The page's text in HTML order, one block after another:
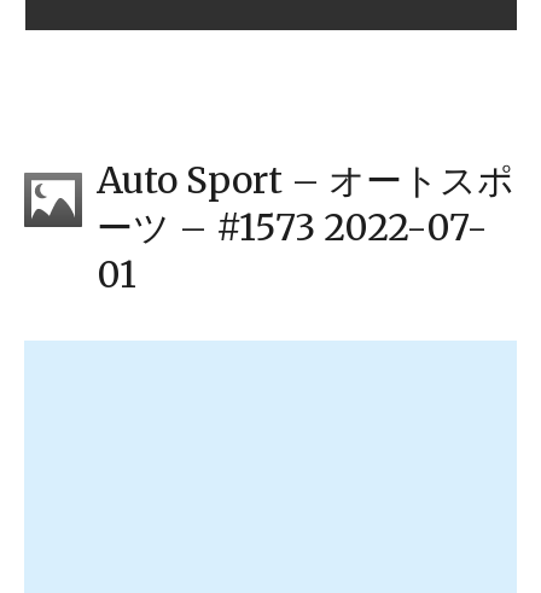
Auto Sport – オートスポ
ーツ – #1573 2022-07-
01